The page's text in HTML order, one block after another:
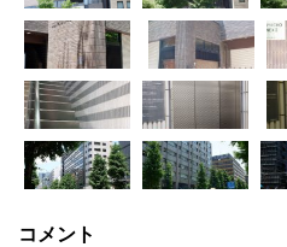
コメント